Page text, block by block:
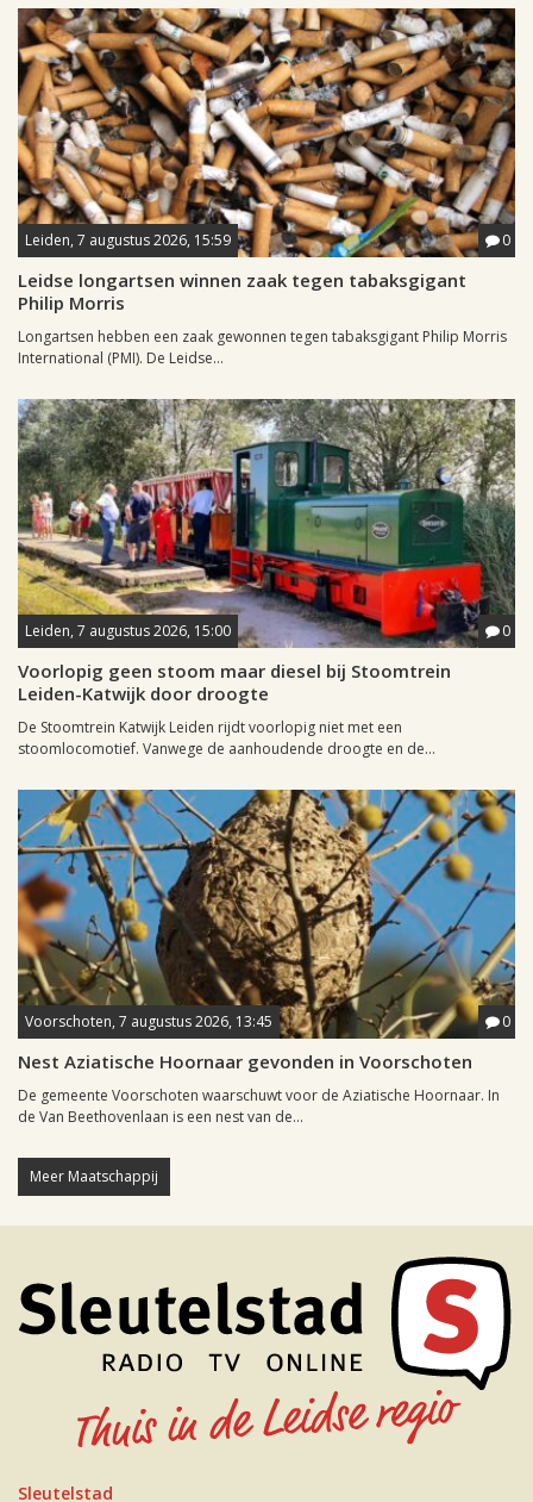
Leiden, 7 augustus 2026, 15:59 0
Leidse longartsen winnen zaak tegen tabaksgigant
Philip Morris
Longartsen hebben een zaak gewonnen tegen tabaksgigant Philip Morris
International (PMI). De Leidse...
Leiden, 7 augustus 2026, 15:00 0
Voorlopig geen stoom maar diesel bij Stoomtrein
Leiden-Katwijk door droogte
De Stoomtrein Katwijk Leiden rijdt voorlopig niet met een
stoomlocomotief. Vanwege de aanhoudende droogte en de...
Voorschoten, 7 augustus 2026, 13:45 0
Nest Aziatische Hoornaar gevonden in Voorschoten
De gemeente Voorschoten waarschuwt voor de Aziatische Hoornaar. In
de Van Beethovenlaan is een nest van de...
Meer Maatschappij
Sleutelstad